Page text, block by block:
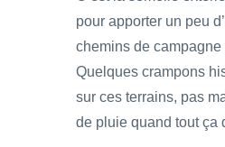
pour apporter un peu
chemins de
Quelques crampons
sur ces terrains, pas
de pluie quand tout ça